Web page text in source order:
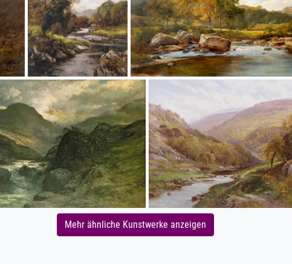
Mehr ähnliche Kunstwerke anzeigen